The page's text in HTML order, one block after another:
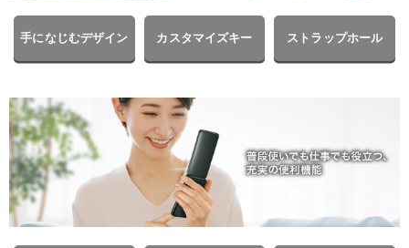
手になじむデザイン カスタマイズキー ストラップホール